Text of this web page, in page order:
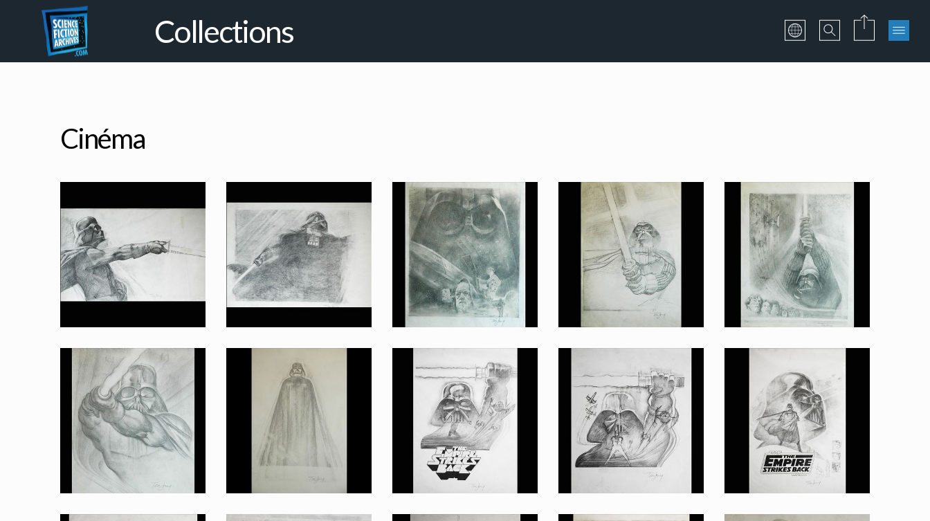
Collections
Cinéma
Dessin original d'un projet d'affiche Vador avec sabre laser 5, par Tom Jung pour l'Empire contre-attaque
Fait pour la promotion
Dessin original d'un projet d'affiche Vador avec sabre laser 4, par Tom Jung pour l'Empire contre-attaque
Fait pour la promotion
Dessin original d'un projet d'affiche Vador avec Luc et son X-wing, par Tom Jung pour l'Empire contre-attaque
Fait pour la promotion
Dessin original d'un projet d'affiche Vador avec sabre laser 3, par Tom Jung pour l'Empire contre-attaque
Fait pour la promotion
Dessin original d'un projet d'affiche de Vador et tout le cast par Tom Jung pour l'Empire contre-attaque
Fait pour la promotion